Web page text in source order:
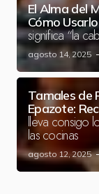
El Alma del
Cómo Usarlo
significa “la
agosto 14, 2025
Tamales de
Epazote:
lleva consigo
las cocinas
agosto 12, 2025